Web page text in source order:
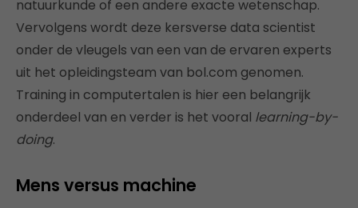
natuurkunde of een andere exacte wetenschap.
Vervolgens wordt deze kersverse data scientist
onder de vleugels van een van de ervaren experts
uit het opleidingsteam van bol.com genomen.
Training in computertalen is hier een belangrijk
onderdeel van en verder is het vooral learning-by-
doing.
Mens versus machine